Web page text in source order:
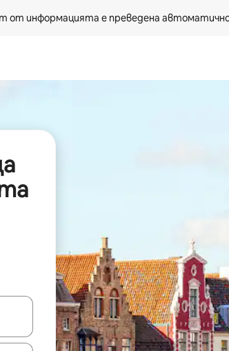
от информацията е преведена
клавишите със стрелки нагоре и надолу